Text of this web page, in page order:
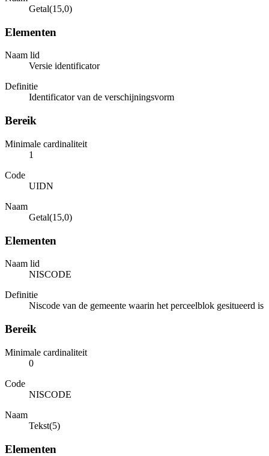
Getal(15,0)
Elementen
Naam lid
Versie identificator
Definitie
Identificator van de verschijningsvorm
Bereik
Minimale cardinaliteit
1
Code
UIDN
Naam
Getal(15,0)
Elementen
Naam lid
NISCODE
Definitie
Niscode van de gemeente waarin het perceelblok gesitueerd is
Bereik
Minimale cardinaliteit
0
Code
NISCODE
Naam
Tekst(5)
Elementen